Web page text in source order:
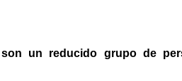
son un reducido grupo de